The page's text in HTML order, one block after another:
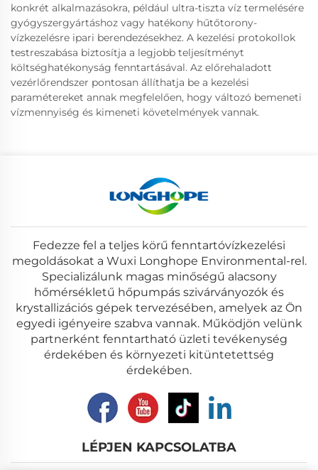
konkrét alkalmazásokra, például ultra-tiszta víz termelésére
gyógyszergyártáshoz vagy hatékony hűtőtorony-
vízkezelésre ipari berendezésekhez. A kezelési protokollok
testreszabása biztosítja a legjobb teljesítményt
költséghatékonyság fenntartásával. Az előrehaladott
vezérlőrendszer pontosan állíthatja be a kezelési
paramétereket annak megfelelően, hogy változó bemeneti
vízmennyiség és kimeneti követelmények vannak.
Fedezze fel a teljes körű fenntartóvízkezelési
megoldásokat a Wuxi Longhope Environmental-rel.
Specializálunk magas minőségű alacsony
hőmérsékletű hőpumpás szivárványozók és
krystallizációs gépek tervezésében, amelyek az Ön
egyedi igényeire szabva vannak. Működjön velünk
partnerként fenntartható üzleti tevékenység
érdekében és környezeti kitüntetettség
érdekében.
LÉPJEN KAPCSOLATBA